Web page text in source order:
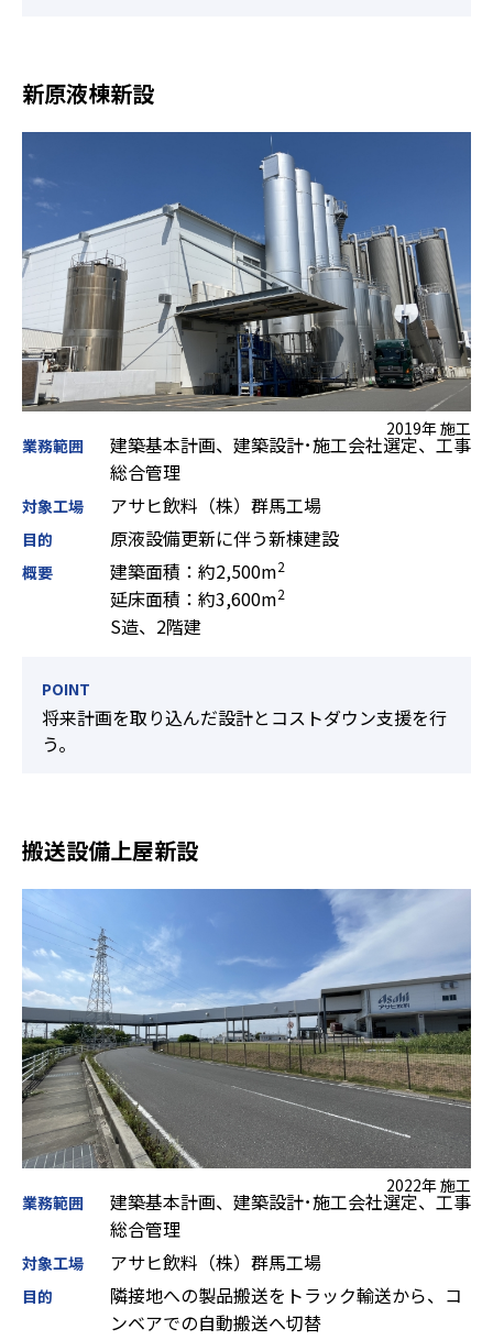
新原液棟新設
2019年 施工
業務範囲
建築基本計画、建築設計･施工会社選定、工事
総合管理
対象工場 アサヒ飲料（株）群馬工場
目的 原液設備更新に伴う新棟建設
概要 建築面積：約2,500m2
延床面積：約3,600m2
S造、2階建
POINT
将来計画を取り込んだ設計とコストダウン支援を行
う。
搬送設備上屋新設
2022年 施工
業務範囲
建築基本計画、建築設計･施工会社選定、工事
総合管理
対象工場 アサヒ飲料（株）群馬工場
目的
隣接地への製品搬送をトラック輸送から、コ
ンベアでの自動搬送へ切替